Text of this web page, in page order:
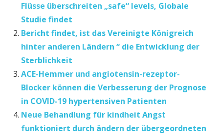
Flüsse überschreiten „safe“ levels, Globale
Studie findet
Bericht findet, ist das Vereinigte Königreich
hinter anderen Ländern “ die Entwicklung der
Sterblichkeit
ACE-Hemmer und angiotensin-rezeptor-
Blocker können die Verbesserung der Prognose
in COVID-19 hypertensiven Patienten
Neue Behandlung für kindheit Angst
funktioniert durch ändern der übergeordneten